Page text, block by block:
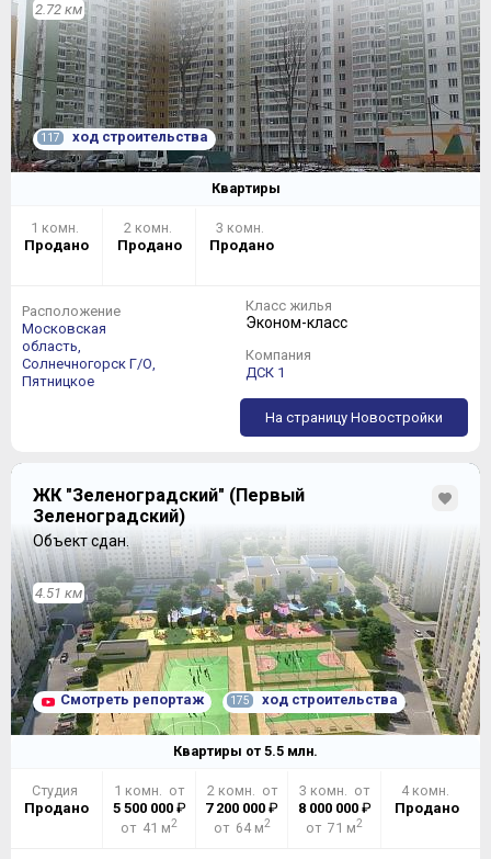
2.72 км
117 ход строительства
Квартиры
1 комн.
Продано
2 комн.
Продано
3 комн.
Продано
Расположение
Московская
область,
Солнечногорск Г/О,
Пятницкое
Класс жилья
Эконом-класс
Компания
ДСК 1
На страницу Новостройки
ЖК "Зеленоградский" (Первый
Зеленоградский)
Объект сдан.
4.51 км
Смотреть репортаж 175 ход строительства
Квартиры от 5.5 млн.
Студия
Продано
1 комн. от
5 500 000₽
от 41 м2
2 комн. от
7 200 000 ₽
от 64 м2
3 комн. от
8 000 000₽
от 71 м2
4 комн.
Продано